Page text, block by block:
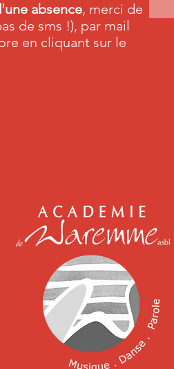
absence, merci de
de sms !), par mail
en cliquant sur le